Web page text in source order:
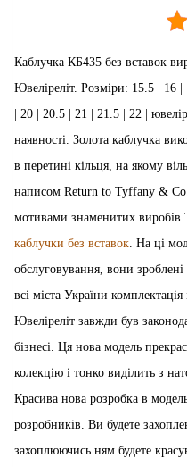
Каблучка КБ435 без вставок
Ювеліреліт. Розміри: 15.5 | 16
| 20 | 20.5 | 21 | 21.5 | 22 |
наявності. Золота каблучка
в перетині кільця, на якому
написом Return to Tyffany &
мотивами знаменитих виробів
каблучки без вставок . На ці
обслуговування, вони
всі міста України
Ювеліреліт завжди був
бізнесі. Ця нова модель
колекцію і тонко виділить з
Красива нова розробка в
розробників. Ви будете
захоплюючись ням будете